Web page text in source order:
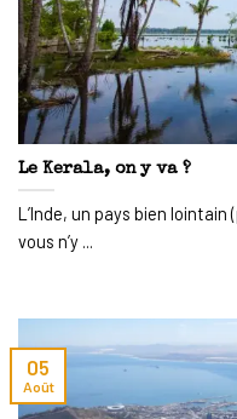
Le Kerala, on y va ?
L’Inde, un pays bien lointain
vous n’y ...
05
Août